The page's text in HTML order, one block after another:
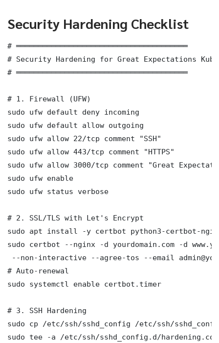
Security Hardening Checklist
# ═══════════════════════════════════════
# Security Hardening for Great Expectations
# ═══════════════════════════════════════
# 1. Firewall (UFW)
sudo ufw default deny incoming
sudo ufw default allow outgoing
sudo ufw allow 22/tcp comment "SSH"
sudo ufw allow 443/tcp comment "HTTPS"
sudo ufw allow 3000/tcp comment "Great
sudo ufw enable
sudo ufw status verbose
# 2. SSL/TLS with Let's Encrypt
sudo apt install -y certbot python3-certbot-
sudo certbot --nginx -d yourdomain.com -d
--non-interactive --agree-tos --email
# Auto-renewal
sudo systemctl enable certbot.timer
# 3. SSH Hardening
sudo cp /etc/ssh/sshd_config /etc/ssh/
sudo tee -a /etc/ssh/sshd_config.d/